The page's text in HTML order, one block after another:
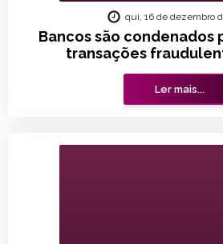
Bancos são condenados
transações
qui, 16 de dezembro
Ler mais...